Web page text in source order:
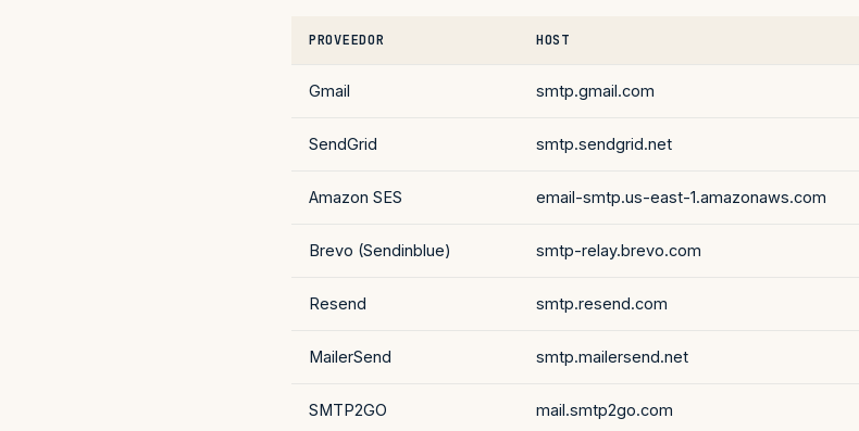
PROVEEDOR HOST
Gmail smtp.gmail.com
SendGrid smtp.sendgrid.net
Amazon SES email-smtp.us-east-1.amazonaws.com
Brevo (Sendinblue) smtp-relay.brevo.com
Resend smtp.resend.com
MailerSend smtp.mailersend.net
SMTP2GO mail.smtp2go.com